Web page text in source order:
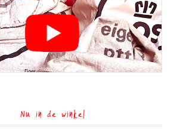
Nu in de winkel